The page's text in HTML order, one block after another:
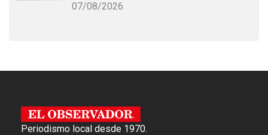
07/08/2026
Periodismo local desde 1970.